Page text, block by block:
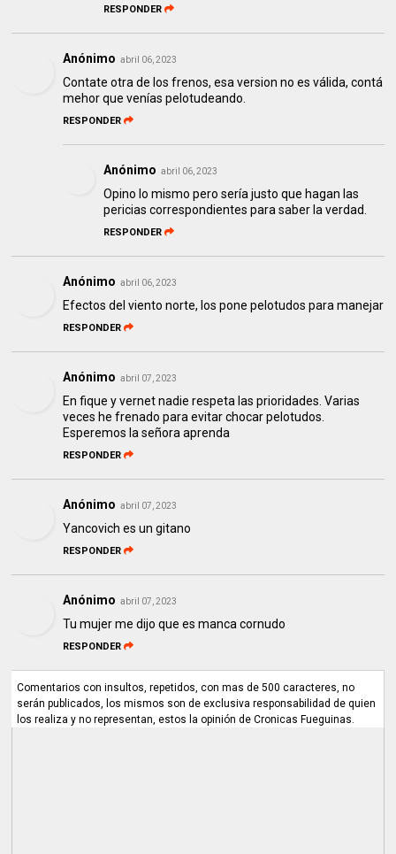
RESPONDER
Anónimo abril 06, 2023
Contate otra de los frenos, esa version no es válida, contá
mehor que venías pelotudeando.
RESPONDER
Anónimo abril 06, 2023
Opino lo mismo pero sería justo que hagan las
pericias correspondientes para saber la verdad.
RESPONDER
Anónimo abril 06, 2023
Efectos del viento norte, los pone pelotudos para manejar
RESPONDER
Anónimo abril 07, 2023
En fique y vernet nadie respeta las prioridades. Varias
veces he frenado para evitar chocar pelotudos.
Esperemos la señora aprenda
RESPONDER
Anónimo abril 07, 2023
Yancovich es un gitano
RESPONDER
Anónimo abril 07, 2023
Tu mujer me dijo que es manca cornudo
RESPONDER
Comentarios con insultos, repetidos, con mas de 500 caracteres, no
serán publicados, los mismos son de exclusiva responsabilidad de quien
los realiza y no representan, estos la opinión de Cronicas Fueguinas.